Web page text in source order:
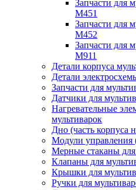
Запчасти для
M451
Запчасти для
M452
Запчасти для
M911
Детали корпуса
Детали
Запчасти для
Датчики для
Нагревательные
мультиварок
Дно (часть корпуса
Модули управления
Мерные стаканы для
Клапаны для
Крышки для
Ручки для